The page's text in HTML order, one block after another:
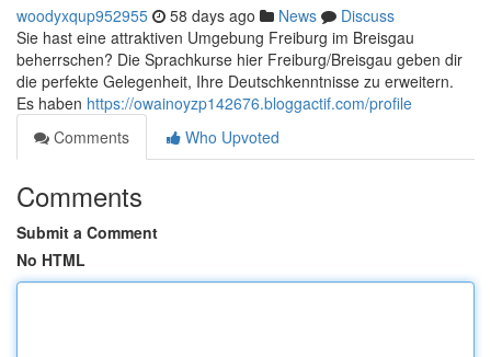
woodyxqup952955 58 days ago News
Discuss
Sie hast eine attraktiven Umgebung Freiburg im Breisgau
beherrschen? Die Sprachkurse hier Freiburg/Breisgau geben dir
die perfekte Gelegenheit, Ihre Deutschkenntnisse zu erweitern.
Es haben https://owainoyzp142676.bloggactif.com/profile
Comments
Who Upvoted
Comments
Submit a Comment
No HTML